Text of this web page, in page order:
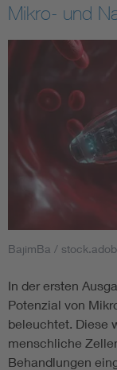
Mikro- und
BajimBa /
In der ersten
Potenzial von
beleuchtet. Diese
menschliche
Behandlungen